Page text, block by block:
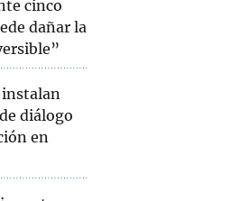
cinco
dañar la
instalan
diálogo
en